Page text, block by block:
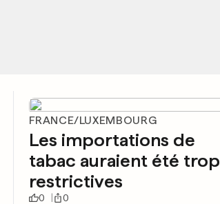
FRANCE/LUXEMBOURG
Les importations de
tabac auraient été trop
restrictives
0 0